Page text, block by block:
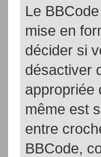
Le
mise en
décider si
désactiver
appropriée
même est
entre
BBCode,